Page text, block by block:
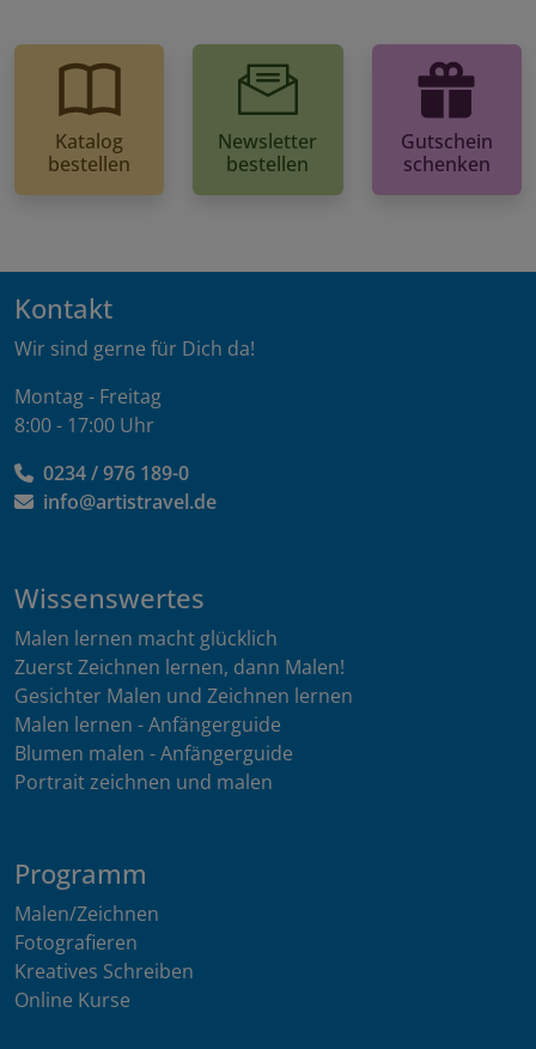
Katalog
bestellen
Newsletter
bestellen
Gutschein
schenken
Kontakt
Wir sind gerne für Dich da!
Montag - Freitag
8:00 - 17:00 Uhr
0234 / 976 189-0
info@artistravel.de
Wissenswertes
Malen lernen macht glücklich
Zuerst Zeichnen lernen, dann Malen!
Gesichter Malen und Zeichnen lernen
Malen lernen - Anfängerguide
Blumen malen - Anfängerguide
Portrait zeichnen und malen
Programm
Malen/Zeichnen
Fotografieren
Kreatives Schreiben
Online Kurse